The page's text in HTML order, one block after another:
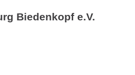
Biedenkopf e.V.